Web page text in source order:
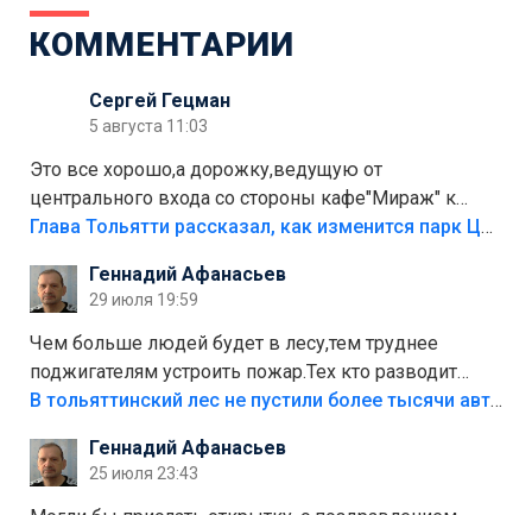
КОММЕНТАРИИ
Сергей Гецман
5 августа 11:03
Это все хорошо,а дорожку,ведущую от
центрального входа со стороны кафе"Мираж" к
аттракционам слабо доделать?А то бордюры
лежала в парке и испортилась.Да еще,видимо,часть
украли.
Глава Тольятти рассказал, как изменится парк Центрального района
Геннадий Афанасьев
29 июля 19:59
Чем больше людей будет в лесу,тем труднее
поджигателям устроить пожар.Тех кто разводит
костры,тех надо безбожно штрафовать.Камер полно
Штрафы мизерные.
В тольяттинский лес не пустили более тысячи автомобилей
Геннадий Афанасьев
25 июля 23:43